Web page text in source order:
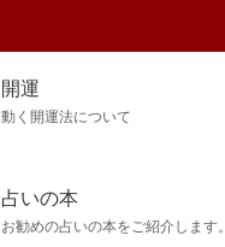
開運
動く開運法について
占いの本
お勧めの占いの本をご紹介します。